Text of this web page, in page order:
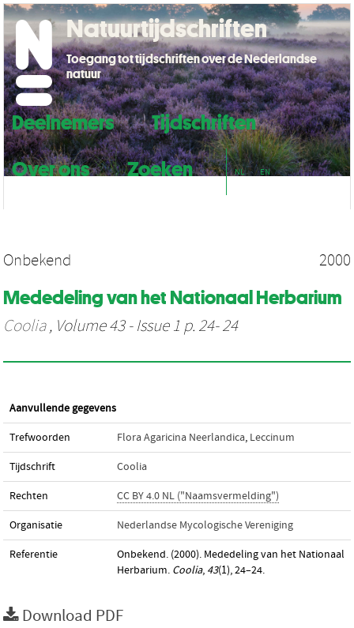
Deelnemers
Tijdschriften
Over ons
Zoeken NL EN
Natuurtijdschriften
Toegang tot tijdschriften over de Nederlandse
natuur
Onbekend 2000
Mededeling van het Nationaal Herbarium
Coolia, Volume 43 - Issue 1 p. 24- 24
Aanvullende gegevens
Trefwoorden Flora Agaricina Neerlandica, Leccinum
Tijdschrift Coolia
Rechten CC BY 4.0 NL ("Naamsvermelding")
Organisatie Nederlandse Mycologische Vereniging
Referentie
Onbekend. (2000). Mededeling van het Nationaal
Herbarium. Coolia, 43(1), 24–24.
Download PDF